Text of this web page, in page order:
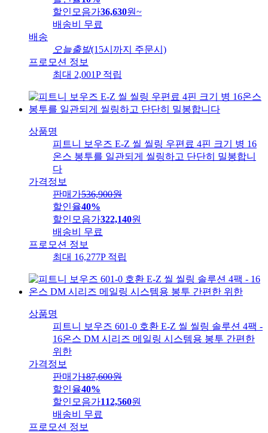
할인모음가36,630원~
배송비
무료
배송
오늘출발(15시까지 주문시)
프로모션 정보
최대 2,001P 적립
상품명
피트니 보우즈 E-Z 씰 씰링 우편료 4핀 크기 병 16
온스 봉투를 일관되게 씰링하고 단단히 밀봉합니
다
가격정보
판매가536,900원
할인율40%
할인모음가322,140원
배송비
무료
프로모션 정보
최대 16,277P 적립
상품명
피트니 보우즈 601-0 호환 E-Z 씰 씰링 솔루션 4팩 -
16온스 DM 시리즈 메일링 시스템용 봉투 간편한
위한
가격정보
판매가187,600원
할인율40%
할인모음가112,560원
배송비
무료
프로모션 정보